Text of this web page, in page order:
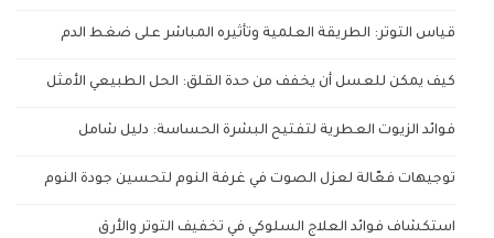
قياس التوتر: الطريقة العلمية وتأثيره المباشر على ضغط الدم
كيف يمكن للعسل أن يخفف من حدة القلق: الحل الطبيعي الأمثل
فوائد الزيوت العطرية لتفتيح البشرة الحساسة: دليل شامل
توجيهات فعّالة لعزل الصوت في غرفة النوم لتحسين جودة النوم
استكشاف فوائد العلاج السلوكي في تخفيف التوتر والأرق